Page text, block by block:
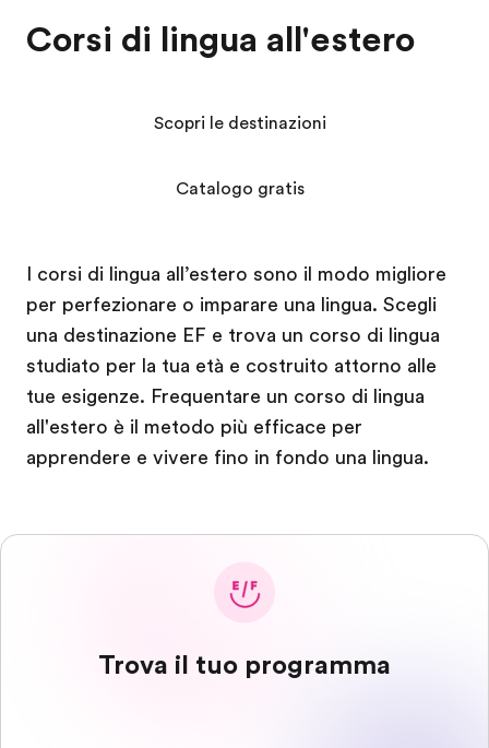
Corsi di lingua all'estero
I corsi di lingua all’estero sono il modo migliore
per perfezionare o imparare una lingua. Scegli
una destinazione EF e trova un corso di lingua
studiato per la tua età e costruito attorno alle
tue esigenze. Frequentare un corso di lingua
all'estero è il metodo più efficace per
apprendere e vivere fino in fondo una lingua.
Scopri le destinazioni
Catalogo gratis
Trova il tuo programma